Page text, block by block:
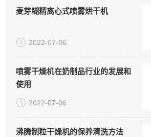
麦芽糊精离心式喷雾烘干机
2022-07-06
喷雾干燥机在奶制品行业的发展和
使用
2022-07-06
沸腾制粒干燥机的保养清洗方法